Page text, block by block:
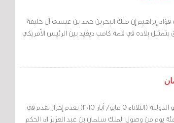
فؤاد إبراهيم إن ملك البحرين حمد بن عيسى آل خليفة
بلاده في قمة كامب ديفيد بين الرئيس الأمريكي
مرآة البحرين (أ ف ب): نددت منظمة العفو الدولية (الثلاثاء 5 مايو/ أيار 2015) بعدم إحراز تقدم في
يوم من وصول الملك سلمان بن عبد العزيز الى الحكم